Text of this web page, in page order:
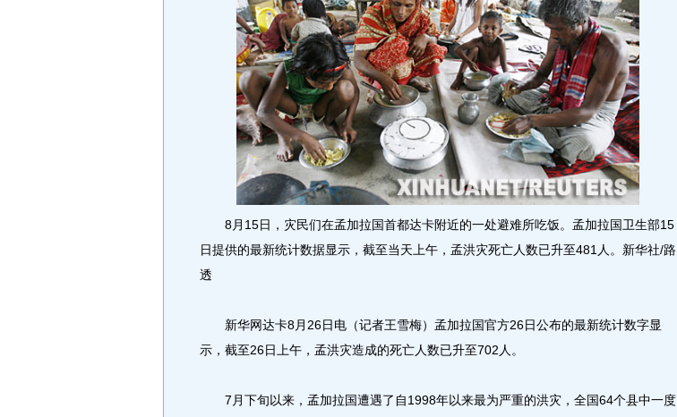
8月15日，灾民们在孟加拉国首都达卡附近的一处避难所吃饭。孟加拉国卫生部15
日提供的最新统计数据显示，截至当天上午，孟洪灾死亡人数已升至481人。新华社/路
透
新华网达卡8月26日电（记者王雪梅）孟加拉国官方26日公布的最新统计数字显
示，截至26日上午，孟洪灾造成的死亡人数已升至702人。
7月下旬以来，孟加拉国遭遇了自1998年以来最为严重的洪灾，全国64个县中一度